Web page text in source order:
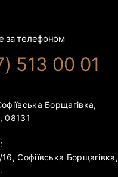
за телефоном
513 00 01
Борщагівка,
08131
Софіївська Борщагівка,